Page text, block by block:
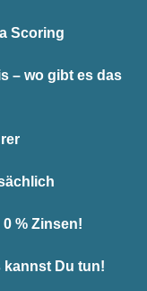
Scoring
– wo gibt es das
0 % Zinsen!
kannst Du tun!